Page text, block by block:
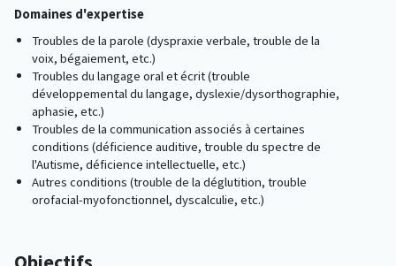
Domaines d'expertise
Troubles de la parole (dyspraxie verbale, trouble de la
voix, bégaiement, etc.)
Troubles du langage oral et écrit (trouble
développemental du langage, dyslexie/dysorthographie,
aphasie, etc.)
Troubles de la communication associés à certaines
conditions (déficience auditive, trouble du spectre de
l'Autisme, déficience intellectuelle, etc.)
Autres conditions (trouble de la déglutition, trouble
orofacial-myofonctionnel, dyscalculie, etc.)